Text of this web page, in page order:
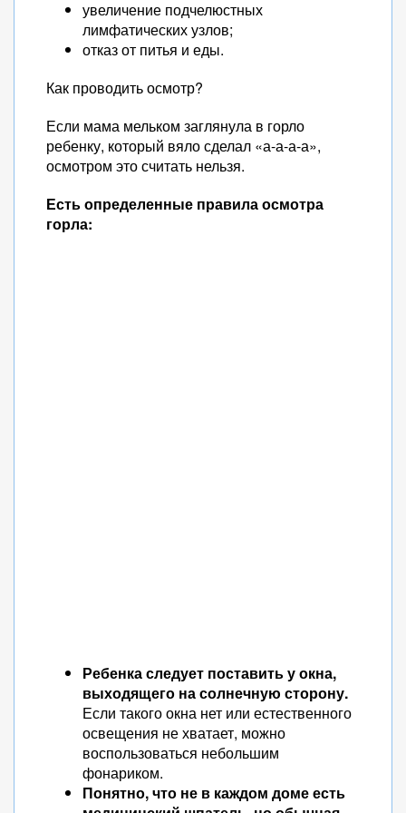
увеличение подчелюстных
лимфатических узлов;
отказ от питья и еды.
Как проводить осмотр?
Если мама мельком заглянула в горло
ребенку, который вяло сделал «а-а-а-а»,
осмотром это считать нельзя.
Есть определенные правила осмотра
горла:
Ребенка следует поставить у окна,
выходящего на солнечную сторону.
Если такого окна нет или естественного
освещения не хватает, можно
воспользоваться небольшим
фонариком.
Понятно, что не в каждом доме есть